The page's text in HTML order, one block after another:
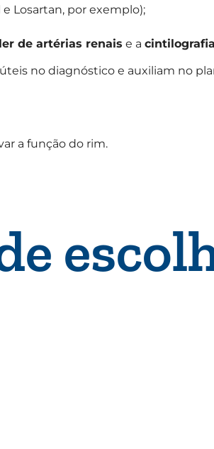
Losartan, por exemplo);
de artérias renais e a
no diagnóstico e auxiliam no
a função do rim.